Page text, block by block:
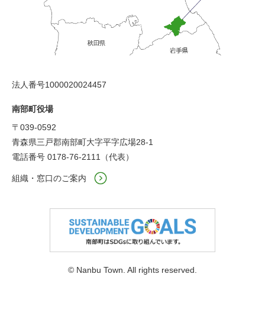
法人番号1000020024457
南部町役場
〒039-0592
青森県三戸郡南部町大字平字広場28-1
電話番号 0178-76-2111（代表）
組織・窓口のご案内
© Nanbu Town. All rights reserved.